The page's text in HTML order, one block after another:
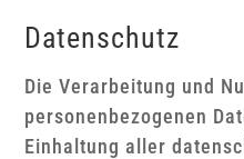
Datenschutz
Die Verarbeitung und
personenbezogenen
Einhaltung aller